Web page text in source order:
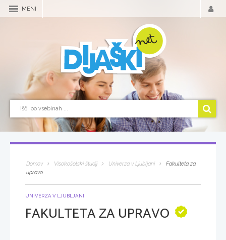
MENI
Domov Visokošolski študij Univerza v Ljubljani
Fakulteta za
upravo
UNIVERZA V LJUBLJANI
FAKULTETA ZA UPRAVO